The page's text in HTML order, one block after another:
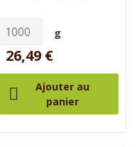
g
26,49 €

Ajouter au
panier